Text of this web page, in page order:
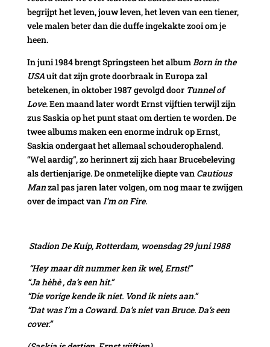
begrijpt het leven, jouw leven, het leven van een tiener,
vele malen beter dan die duffe ingekakte zooi om je
heen.
In juni 1984 brengt Springsteen het albumBorn in the
USAuit dat zijn grote doorbraak in Europa zal
betekenen, in oktober 1987 gevolgd door Tunnel of
Love. Een maand later wordt Ernst vijftien terwijl zijn
zus Saskia op het punt staat om dertien te worden. De
twee albums maken een enorme indruk op Ernst,
Saskia ondergaat het allemaal schouderophalend.
“Wel aardig”, zo herinnert zij zich haar Brucebeleving
als dertienjarige. De onmetelijke diepte van Cautious
Manzal pas jaren later volgen, om nog maar te zwijgen
over de impact vanI’m on Fire.
Stadion De Kuip, Rotterdam, woensdag 29 juni 1988
“Hey maar dít nummer ken ik wel, Ernst!”
“Ja hèhè , da’s een hit.”
“Die vorige kende ik niet. Vond ik niets aan.”
“Dat was I’m a Coward. Da’s niet van Bruce. Da’s een
cover.”